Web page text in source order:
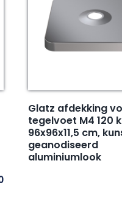
Glatz afdekking
tegelvoet M4 120
96x96x11,5 cm,
geanodiseerd
aluminiumlook